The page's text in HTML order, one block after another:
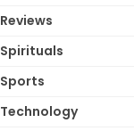
Reviews
Spirituals
Sports
Technology